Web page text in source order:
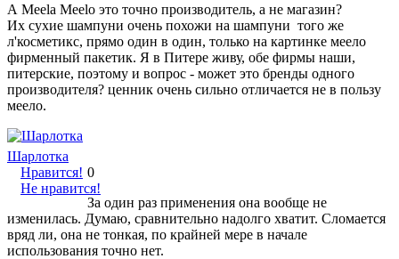
А Meela Meelo это точно производитель, а не магазин?
Их сухие шампуни очень похожи на шампуни того же
л'косметикс, прямо один в один, только на картинке меело
фирменный пакетик. Я в Питере живу, обе фирмы наши,
питерские, поэтому и вопрос - может это бренды одного
производителя? ценник очень сильно отличается не в пользу
меело.
Шарлотка
Нравится!
Не нравится!
0
За один раз применения она вообще не
изменилась. Думаю, сравнительно надолго хватит. Сломается
вряд ли, она не тонкая, по крайней мере в начале
использования точно нет.